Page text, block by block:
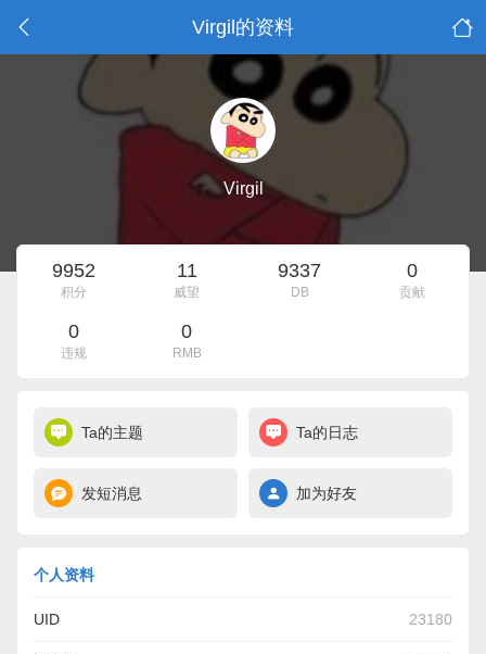
Virgil的资料
Virgil
9952
积分
11
威望
9337
DB
0
贡献
0
违规
0
RMB
Ta的主题 Ta的日志
发短消息 加为好友
个人资料
UID 23180